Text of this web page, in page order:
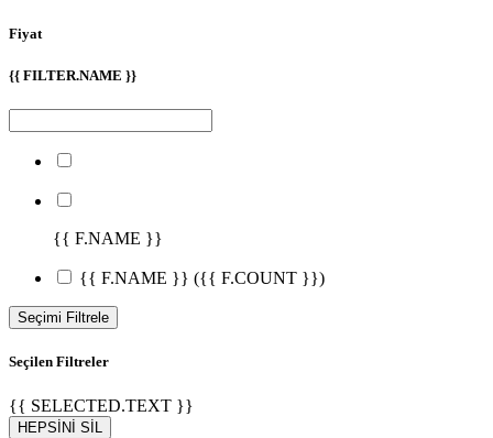
Fiyat
{{ FILTER.NAME }}
{{ F.NAME }}
{{ F.NAME }} ({{ F.COUNT }})
Seçimi Filtrele
Seçilen Filtreler
{{ SELECTED.TEXT }}
HEPSİNİ SİL